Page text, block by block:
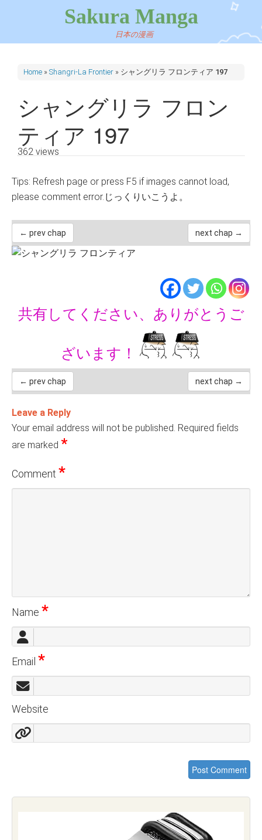
Sakura Manga
日本の漫画
Home » Shangri-La Frontier » シャングリラ フロンティア 197
シャングリラ フロン
ティア 197
362 views
Tips: Refresh page or press F5 if images cannot load,
please comment error.じっくりいこうよ。
← prev chap next chap →
共有してください、ありがとうご
ざいます！
← prev chap next chap →
Leave a Reply
Your email address will not be published. Required fields
are marked *
Comment *
Name *
Email *
Website